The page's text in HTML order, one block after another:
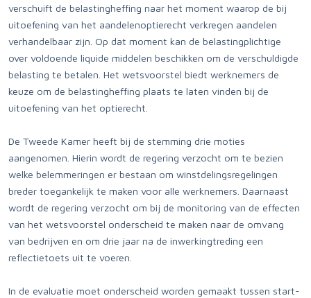
verschuift de belastingheffing naar het moment waarop de bij
uitoefening van het aandelenoptierecht verkregen aandelen
verhandelbaar zijn. Op dat moment kan de belastingplichtige
over voldoende liquide middelen beschikken om de verschuldigde
belasting te betalen. Het wetsvoorstel biedt werknemers de
keuze om de belastingheffing plaats te laten vinden bij de
uitoefening van het optierecht.
De Tweede Kamer heeft bij de stemming drie moties
aangenomen. Hierin wordt de regering verzocht om te bezien
welke belemmeringen er bestaan om winstdelingsregelingen
breder toegankelijk te maken voor alle werknemers. Daarnaast
wordt de regering verzocht om bij de monitoring van de effecten
van het wetsvoorstel onderscheid te maken naar de omvang
van bedrijven en om drie jaar na de inwerkingtreding een
reflectietoets uit te voeren.
In de evaluatie moet onderscheid worden gemaakt tussen start-